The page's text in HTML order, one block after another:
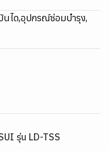
นได,อุปกรณ์ซ่อมบำรุง,
รุ่น LD-TSS